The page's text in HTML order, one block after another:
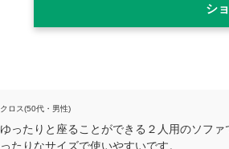
シ
クロス(50代・男性)
ゆったりと座ることができる２人用のソフ
ったりなサイズで使いやすいです。